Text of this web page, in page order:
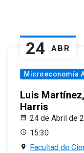
24 ABR
Microeconomía
Luis
Harris
24 de Abril de
15:30
Facultad de